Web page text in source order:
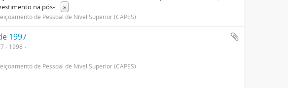
na pós-... »
de Pessoal de Nível Superior (CAPES)
1997
- 1998
de Pessoal de Nível Superior (CAPES)